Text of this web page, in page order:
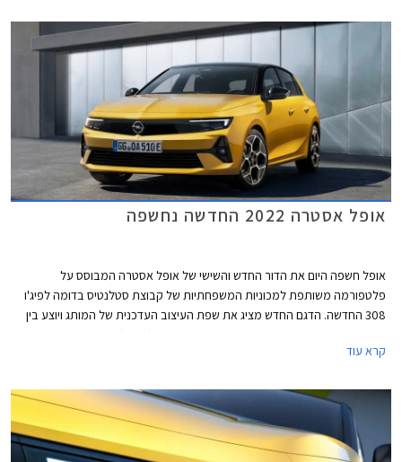
אופל אסטרה 2022 החדשה נחשפה
אופל חשפה היום את הדור החדש והשישי של אופל אסטרה המבוסס על
פלטפורמה משותפת למכוניות המשפחתיות של קבוצת סטלנטיס בדומה לפיג'ו
308 החדשה. הדגם החדש מציג את שפת העיצוב העדכנית של המותג ויוצע בין
היתר עם שתי יחידות הנעה מסוג פלאג-אין הייבריד (PHEV).
קרא עוד